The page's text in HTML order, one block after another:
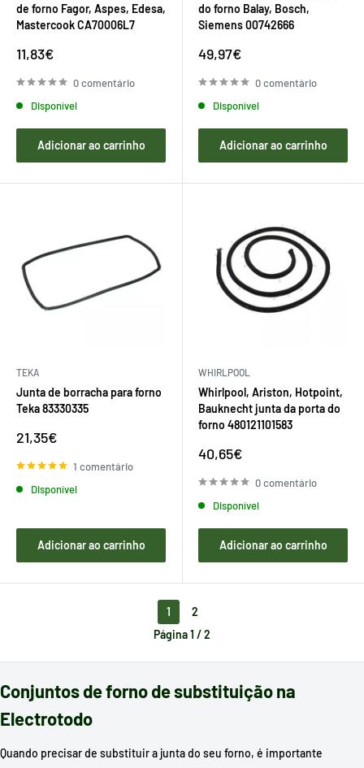
de forno Fagor, Aspes, Edesa,
Mastercook CA70006L7
Preço
venda
11,83€
0 comentário
Disponível
Adicionar ao carrinho
do forno Balay, Bosch,
Siemens 00742666
Preço
venda
49,97€
0 comentário
Disponível
Adicionar ao carrinho
TEKA
Junta de borracha para forno
Teka 83330335
Preço
venda
21,35€
1 comentário
Disponível
Adicionar ao carrinho
WHIRLPOOL
Whirlpool, Ariston, Hotpoint,
Bauknecht junta da porta do
forno 480121101583
Preço
venda
40,65€
0 comentário
Disponível
Adicionar ao carrinho
1
2
Página 1 / 2
Conjuntos de forno de substituição na
Electrotodo
Quando precisar de substituir a junta do seu forno, é importante